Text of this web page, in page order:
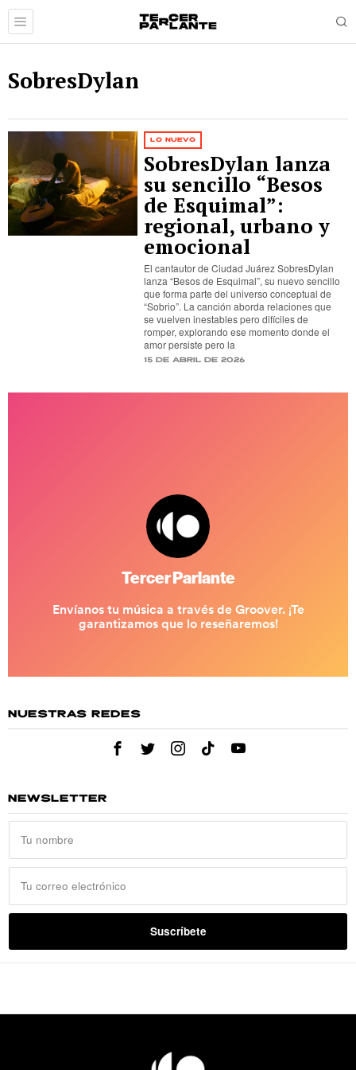
SobresDylan
LO NUEVO
SobresDylan lanza
su sencillo “Besos
de Esquimal”:
regional, urbano y
emocional
El cantautor de Ciudad Juárez SobresDylan
lanza “Besos de Esquimal”, su nuevo sencillo
que forma parte del universo conceptual de
“Sobrio”. La canción aborda relaciones que
se vuelven inestables pero difíciles de
romper, explorando ese momento donde el
amor persiste pero la
15 de abril de 2026
NUESTRAS REDES
NEWSLETTER